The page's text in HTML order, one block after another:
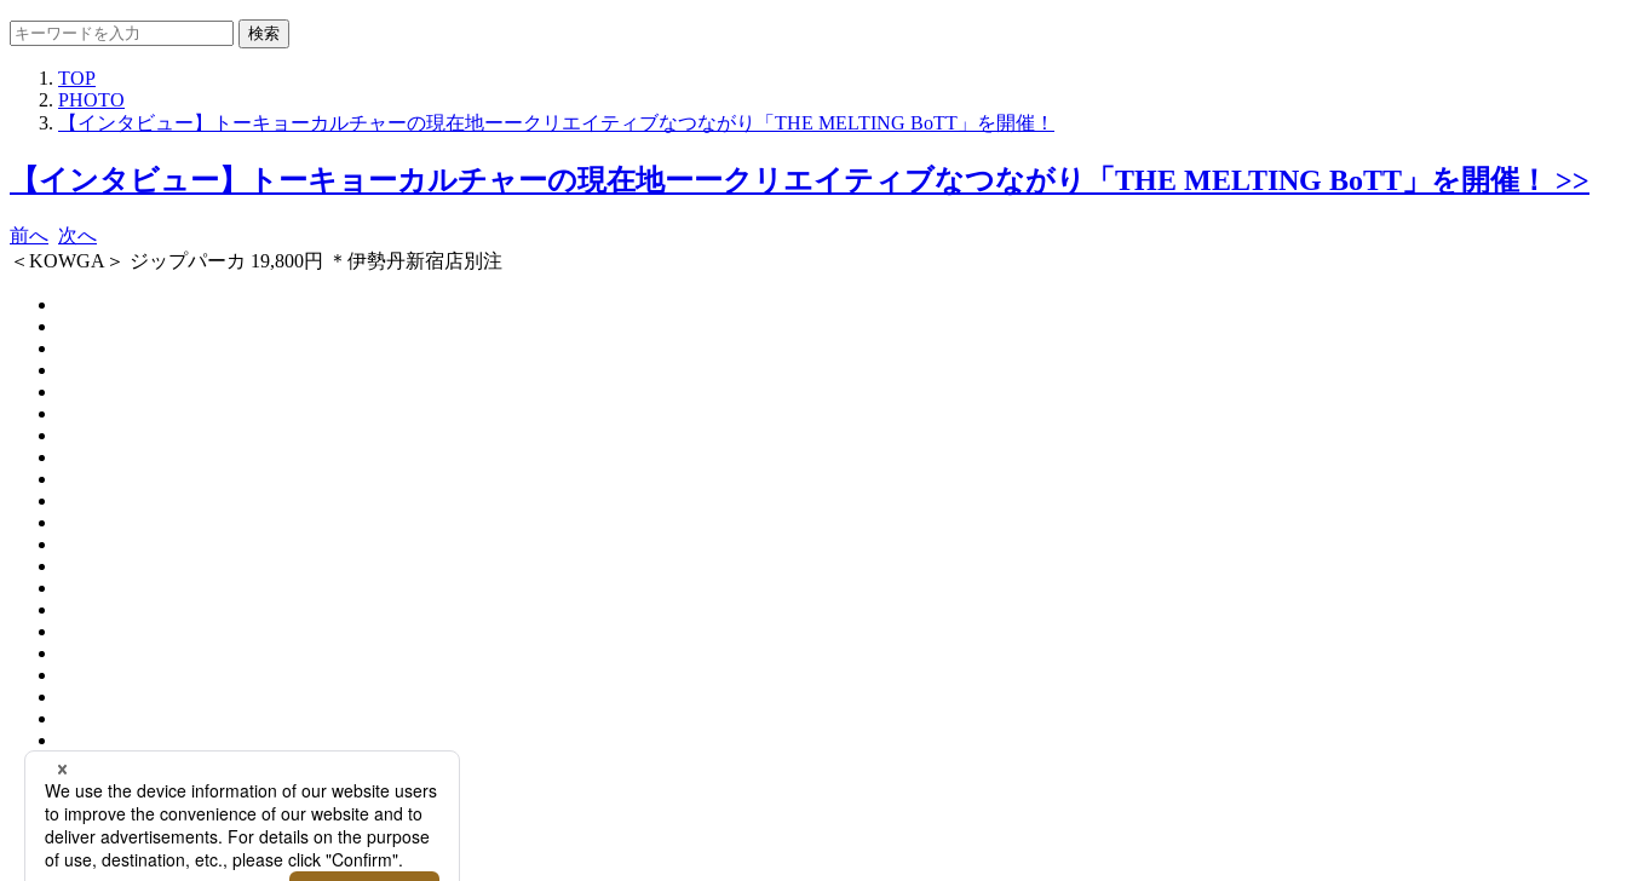
検索
TOP
PHOTO
【インタビュー】トーキョーカルチャーの現在地ーークリエイティブなつながり「THE MELTING BoTT」を開催！
【インタビュー】トーキョーカルチャーの現在地ーークリエイティブなつながり「THE MELTING BoTT」を開催！ >>
前へ 次へ
＜KOWGA＞ ジップパーカ 19,800円 ＊伊勢丹新宿店別注